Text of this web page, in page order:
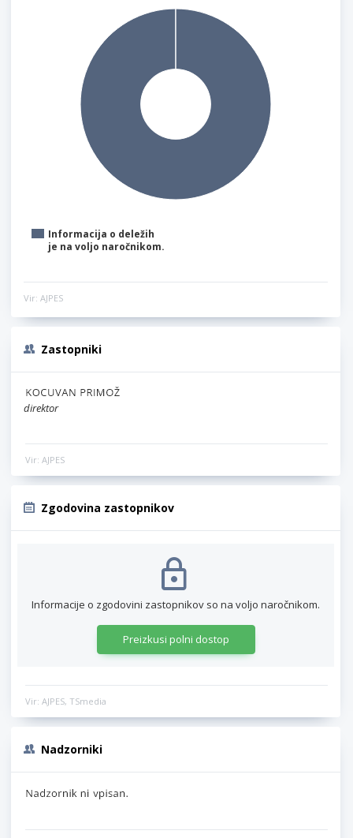
Informacija o deležih
je na voljo naročnikom.
Vir: AJPES
Zastopniki
direktor
Vir: AJPES
Zgodovina zastopnikov
Informacije o zgodovini zastopnikov so na voljo naročnikom.
Preizkusi polni dostop
Vir: AJPES, TSmedia
Nadzorniki